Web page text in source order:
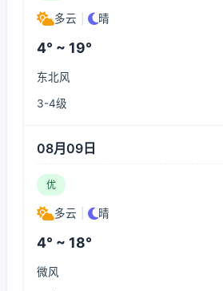
多云 晴
4° ~ 19°
东北风
3-4级
08月09日
优
多云 晴
4° ~ 18°
微风